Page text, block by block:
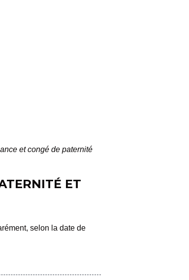
et congé de paternité
ET
selon la date de